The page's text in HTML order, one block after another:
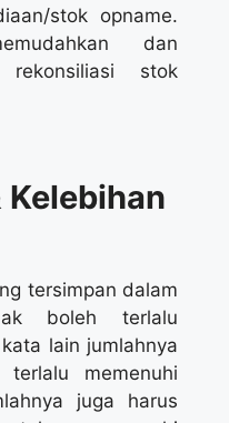
stok opname.
dan
rekonsiliasi stok
Kelebihan
tersimpan dalam
boleh terlalu
lain jumlahnya
memenuhi
juga harus